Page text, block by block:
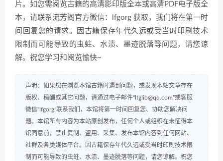
片。如您需阅览古籍的高清影印版全本或高清PDF电子版全
本，请联系流芳阁官方微信：lfgorg 获取，我们将在第一时
间回复您的请求。因古籍保存年代久远或受当时印刷技术
限制而可能导致的虫蛀、水渍、墨迹脱落等问题，请您谅
解。祝您学习和阅览愉快~
声明：如果您在浏览本馆古籍时遇到问题，或发现本站文章存在
版权、稿酬或其它问题，请通过电子邮件“lfglib@qq.com”或客服
微信“lfgorg”联系我们，本馆将第一时间回复您、协助您解决问
题。本馆所有内容为本站原创发布，任何个人或组织在未征得本
馆同意前，禁止复制、盗用、采集、发布本馆内容到任何网站、
社群及各类媒体平台。因古籍保存年代久远或受当时印刷技术限
制而可能导致的虫蛀、水渍、墨迹脱落等问题，请您谅解。祝您